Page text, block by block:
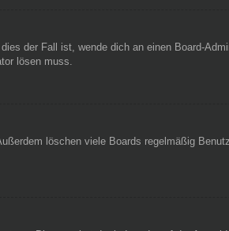
der Fall ist, wende dich an einen Board-
lösen muss.
löschen viele Boards regelmäßig